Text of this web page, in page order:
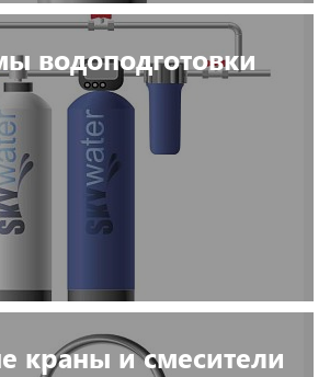
водоподготовки
краны и смесители